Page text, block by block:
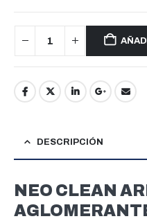
DESCRIPCIÓN
NEO CLEAN